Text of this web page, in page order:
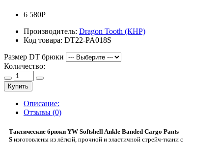
6 580Р
Производитель: Dragon Tooth (КНР)
Код товара: DT22-PA018S
Размер DT брюки
Количество:
Купить
Описание:
Отзывы (0)
Тактические брюки YW Softshell Ankle Banded Cargo Pants
S изготовлены из лёгкой, прочной и эластичной стрейч-ткани с